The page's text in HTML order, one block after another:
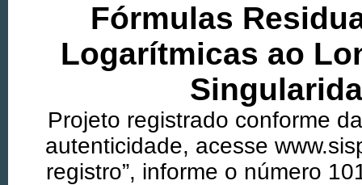
Fórmulas
Logarítmicas ao
Projeto registrado conforme
autenticidade, acesse
registro”, informe o número